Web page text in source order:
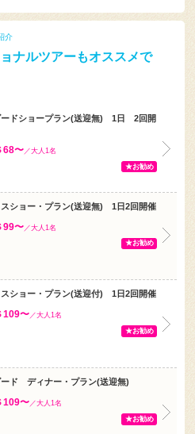
介
ナルツアーもオススメで
ードショープラン(送迎無) 1日 2回開
68〜／大人1名
★お勧め
スショー・プラン(送迎無) 1日2回開催
99〜／大人1名
★お勧め
スショー・プラン(送迎付) 1日2回開催
109〜／大人1名
★お勧め
ード ディナー・プラン(送迎無)
109〜／大人1名
★お勧め